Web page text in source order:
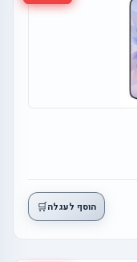
הוסף לעגלה🛒